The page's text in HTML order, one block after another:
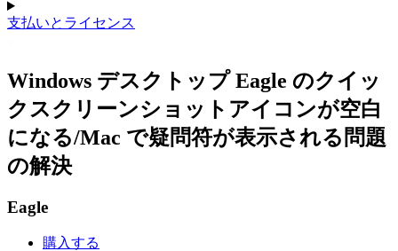
支払いとライセンス
Windows デスクトップ Eagle のクイッ
クスクリーンショットアイコンが空白
になる/Mac で疑問符が表示される問題
の解決
Eagle
購入する